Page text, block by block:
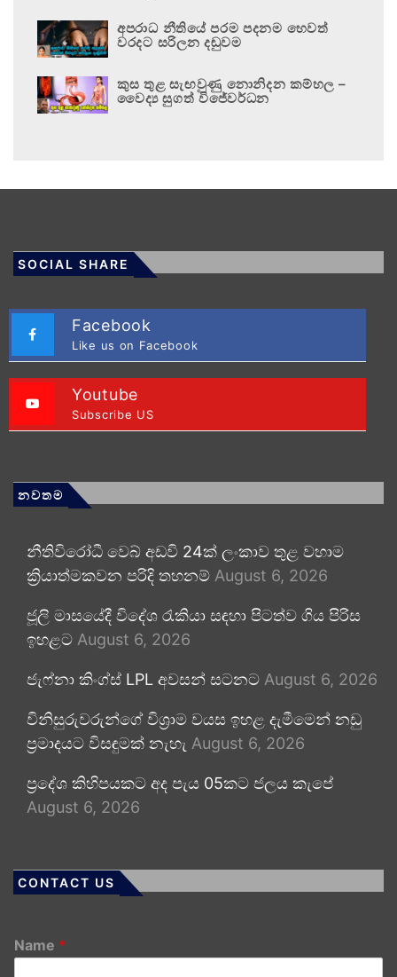
අපරාධ නීතියේ පරම පදනම හෙවත්
වරදට සරිලන දඬුවම
කුස තුළ සැඟවුණු නොනිදන කම්හල –
වෛද්‍ය සුගත් විජේවර්ධන
SOCIAL SHARE
Facebook
Like us on Facebook
Youtube
Subscribe US
නවතම
නීතිවිරෝධී වෙබ් අඩවි 24ක් ලංකාව තුළ වහාම
ක්‍රියාත්මකවන පරිදි තහනම් August 6, 2026
ජූලි මාසයේදී විදේශ රැකියා සඳහා පිටත්ව ගිය පිරිස
ඉහළට August 6, 2026
ජැෆ්නා කිංග්ස් LPL අවසන් සටනට August 6, 2026
විනිසුරුවරුන්ගේ විශ්‍රාම වයස ඉහළ දැමීමෙන් නඩු
ප්‍රමාදයට විසඳුමක් නැහැ August 6, 2026
ප්‍රදේශ කිහිපයකට අද පැය 05කට ජලය කැපේ
August 6, 2026
CONTACT US
Name *